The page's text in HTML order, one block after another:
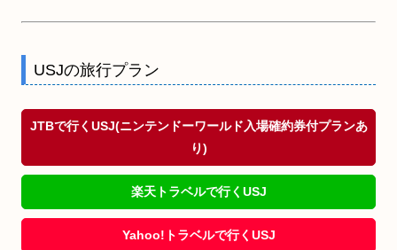
USJの旅行プラン
JTBで行くUSJ(ニンテンドーワールド入場確約券付プランあ
り)
楽天トラベルで行くUSJ
Yahoo!トラベルで行くUSJ